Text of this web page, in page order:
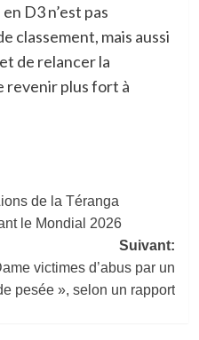
D3 n’est pas
classement, mais aussi
de relancer la
revenir plus fort à
de la Téranga
le Mondial 2026
Suivant:
victimes d’abus par un
pesée », selon un rapport